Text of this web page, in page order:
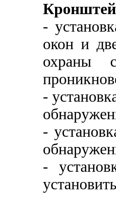
-
окон и
охраны
-
-
-